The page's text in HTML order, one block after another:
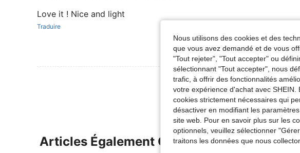
Love it ! Nice and light
Traduire
Voir Plus D'avis
Articles Également Consultés
Nous utilisons des cookies et des
que vous avez demandé et de vous
"Tout rejeter", "Tout accepter" ou
sélectionnant "Tout accepter", nous
trafic, à offrir des fonctionnalités
votre expérience d'achat avec
cookies strictement nécessaires qui
désactiver en modifiant les
site web. Pour en savoir plus sur les
optionnels, veuillez sélectionner
traitons les données que nous